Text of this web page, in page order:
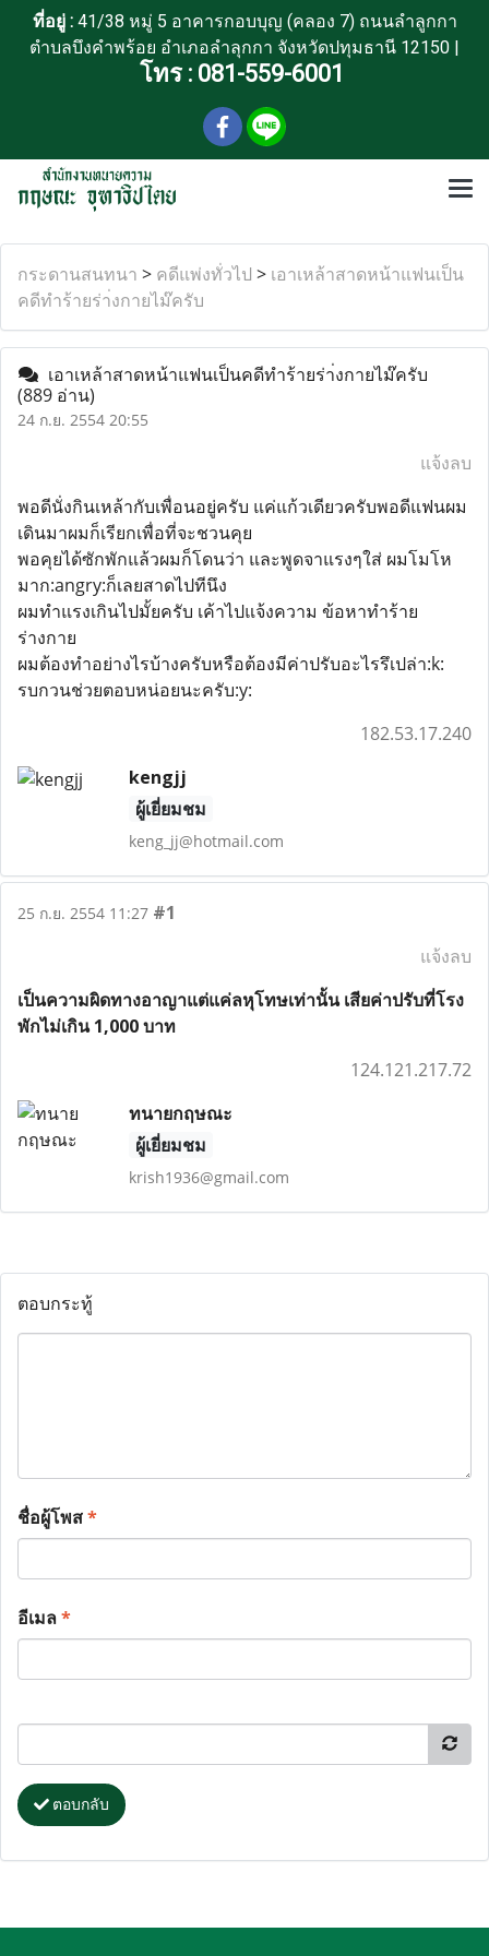
ที่อยู่ :41/38 หมู่ 5 อาคารกอบบุญ (คลอง 7) ถนนลำลูกกา
ตำบลบึงคำพร้อย อำเภอลำลุกกา จังหวัดปทุมธานี 12150 |
โทร : 081-559-6001
กระดานสนทนา > คดีแพ่งทั่วไป > เอาเหล้าสาดหน้าแฟนเป็น
คดีทำร้ายร่า่งกายไม๊ครับ
เอาเหล้าสาดหน้าแฟนเป็นคดีทำร้ายร่า่งกายไม๊ครับ
(889 อ่าน)
24 ก.ย. 2554 20:55
แจ้งลบ
พอดีนั่งกินเหล้ากับเพื่อนอยู่ครับ แค่แก้วเดียวครับพอดีแฟนผม
เดินมาผมก็เรียกเพื่อที่จะชวนคุย
พอคุยได้ซักพักแล้วผมก็โดนว่า และพูดจาแรงๆใส่ ผมโมโห
มาก:angry:ก็เลยสาดไปทีนึง
ผมทำแรงเกินไปมั้ยครับ เค้าไปแจ้งความ ข้อหาทำร้าย
ร่างกาย
ผมต้องทำอย่างไรบ้างครับหรือต้องมีค่าปรับอะไรรึเปล่า:k:
รบกวนช่วยตอบหน่อยนะครับ:y:
182.53.17.240
kengjj
ผู้เยี่ยมชม
keng_jj@hotmail.com
25 ก.ย. 2554 11:27 #1
แจ้งลบ
เป็นความผิดทางอาญาแต่แค่ลหุโทษเท่านั้น เสียค่าปรับที่โรง
พักไม่เกิน 1,000 บาท
124.121.217.72
ทนายกฤษณะ
ผู้เยี่ยมชม
krish1936@gmail.com
ตอบกระทู้
ชื่อผู้โพส*
อีเมล*
ตอบกลับ